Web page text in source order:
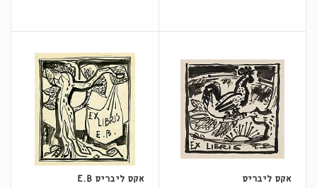
אקס ליבריס
אקס ליבריס E.B